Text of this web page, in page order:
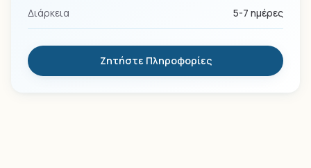
Διάρκεια 5-7 ημέρες
Ζητήστε Πληροφορίες